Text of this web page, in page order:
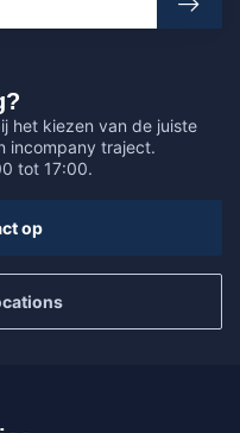
het kiezen van de juiste
incompany traject.
tot 17:00.
op